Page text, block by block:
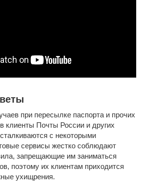
при пересылке паспорта и прочих
клиенты Почты России и других
с некоторыми
сервисы жестко соблюдают
запрещающие им заниматься
поэтому их клиентам приходится
ухищрения.